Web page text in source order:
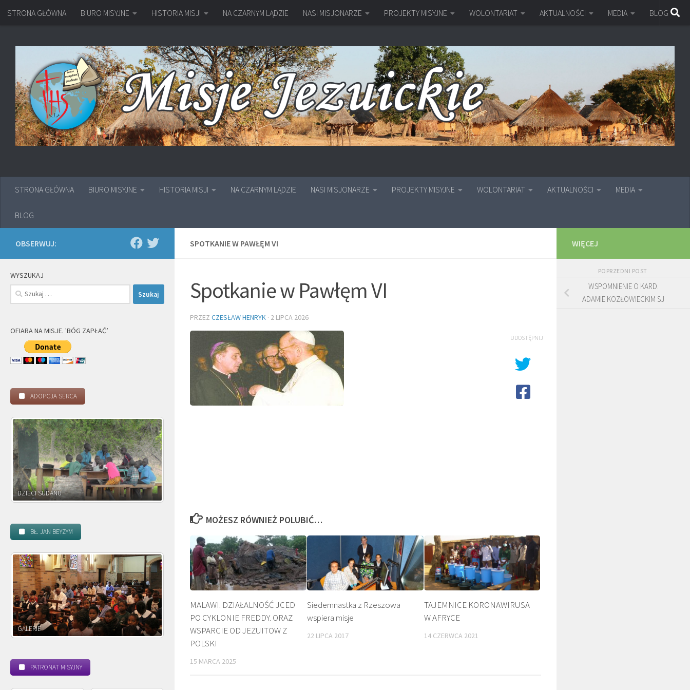
Przejdź do treści
STRONA GŁÓWNA BIURO MISYJNE HISTORIA MISJI NA CZARNYM LĄDZIE NASI MISJONARZE PROJEKTY MISYJNE WOLONTARIAT AKTUALNOŚCI MEDIA BLOG
STRONA GŁÓWNA BIURO MISYJNE HISTORIA MISJI NA CZARNYM LĄDZIE NASI MISJONARZE PROJEKTY MISYJNE WOLONTARIAT AKTUALNOŚCI MEDIA
BLOG
SPOTKANIE W PAWŁĘM VI
Spotkanie w Pawłęm VI
PRZEZ CZESŁAW HENRYK · 2 LIPCA 2026
UDOSTĘPNIJ
MOŻESZ RÓWNIEŻ POLUBIĆ…
MALAWI. DZIAŁALNOŚĆ JCED
PO CYKLONIE FREDDY. ORAZ
WSPARCIE OD JEZUITOW Z
POLSKI
15 MARCA 2025
Siedemnastka z Rzeszowa
wspiera misje
22 LIPCA 2017
TAJEMNICE KORONAWIRUSA
W AFRYCE
14 CZERWCA 2021
OBSERWUJ:
WYSZUKAJ
Szukaj:
OFIARA NA MISJE. 'BÓG ZAPŁAĆ’
ADOPCJA SERCA
DZIECI ZAMBII
BŁ. JAN BEYZYM
POWOŁANIE MISYJNE BEATYFIKACJA
PATRONAT MISYJNY
WIĘCEJ
POPRZEDNI POST
WSPOMNIENIE O KARD.
ADAMIE KOZŁOWIECKIM SJ